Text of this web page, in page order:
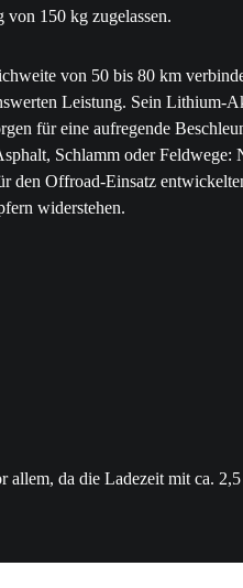
von 150 kg zugelassen.
von 50 bis 80 km
Leistung. Sein Lithium-
für eine aufregende
Schlamm oder Feldwege:
den Offroad-Einsatz
widerstehen.
da die Ladezeit mit ca.